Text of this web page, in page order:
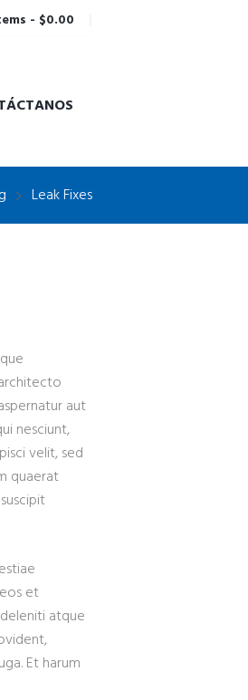
- $0.00
Leak Fixes
aut
nesciunt,
velit, sed
quaerat
et
atque
Et harum